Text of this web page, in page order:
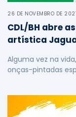
26 DE NOVEMBRO DE 2021
CDL/BH abre
artística
Alguma vez na
onças-pintadas